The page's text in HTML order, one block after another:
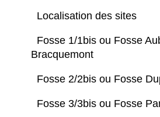
Localisation des sites
Fosse 1/1bis ou Fosse
Bracquemont
Fosse 2/2bis ou Fosse
Fosse 3/3bis ou Fosse